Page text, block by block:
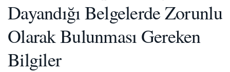
Dayandığı Belgelerde Zorunlu
Olarak Bulunması Gereken
Bilgiler